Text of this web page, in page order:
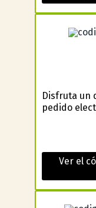
Disfruta un
pedido
Ver el